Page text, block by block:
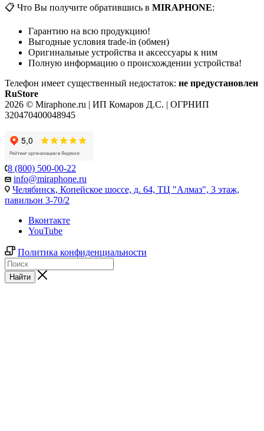
📋 Что Вы получите обратившись в MIRAPHONE:
Гарантию на всю продукцию!
Выгодные условия trade-in (обмен)
Оригинальные устройства и аксессуары к ним
Полную информацию о происхождении устройства!
Телефон имеет существенный недостаток: не предустановлен
RuStore
2026 © Miraphone.ru | ИП Комаров Д.С. | ОГРНИП
320470400048945
8 (800) 500-00-22
info@miraphone.ru
Челябинск, Копейское шоссе, д. 64, ТЦ "Алмаз", 3 этаж,
павильон 3-70/2
Вконтакте
YouTube
Политика конфиденциальности
Найти